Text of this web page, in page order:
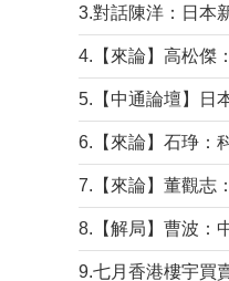
7.【來論】董觀志
9.七月香港樓宇買